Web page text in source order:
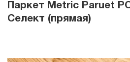
Паркет Metric Paruet
Селект (прямая)